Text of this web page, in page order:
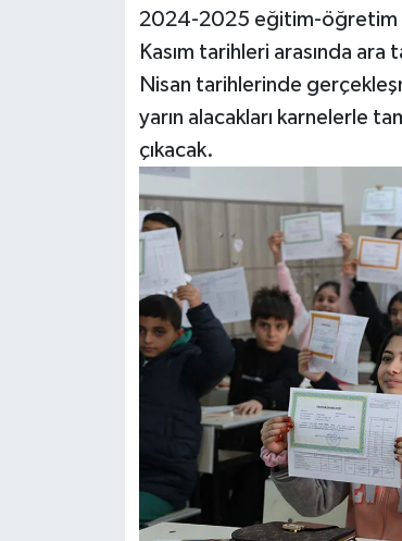
2024-2025 eğitim-öğretim
Kasım tarihleri arasında
Nisan tarihlerinde
yarın alacakları karnelerle
çıkacak.